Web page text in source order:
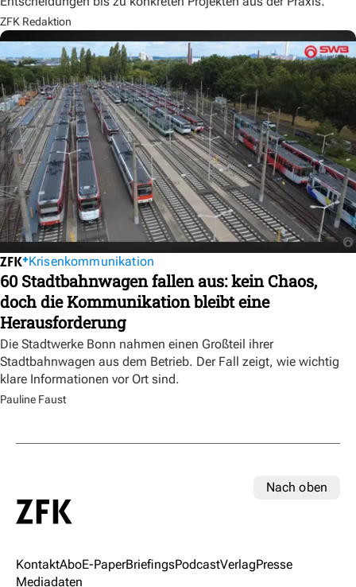
ZFK Redaktion
Krisenkommunikation
60 Stadtbahnwagen fallen aus: kein Chaos,
doch die Kommunikation bleibt eine
Herausforderung
Die Stadtwerke Bonn nahmen einen Großteil ihrer
Stadtbahnwagen aus dem Betrieb. Der Fall zeigt, wie wichtig
klare Informationen vor Ort sind.
Pauline Faust
Nach oben
KontaktAboE-PaperBriefingsPodcastVerlagPresse
Mediadaten